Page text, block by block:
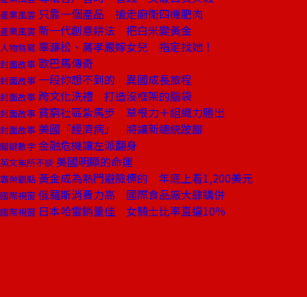
產業風雲 只靠一個產品 搶走廚衛四機肥肉
產業風雲 新一代創意耕法 把白米變黃金
人物特寫 辜濂松、蔣孝嚴嫁女兒 指定找她！
封面故事 歐巴馬傳奇
封面故事 一段你想不到的 異國成長旅程
封面故事 跨文化洗禮 打造沒框架的腦袋
封面故事 貧窮社區紮馬步 草根力＋組織力勝出
封面故事 美國「經濟病」 將讓新總統跛腳
關鍵數字 金融危機讓左派翻身
英文無所不談 美國明顯的命運
霸榮觀點 黃金成為熱門避險標的 年底上看1,200美元
國際視窗 俄羅斯消費力高 國際食品廠大肆購併
國際視窗 日本哈雷銷量佳 女騎士比率直逼10％